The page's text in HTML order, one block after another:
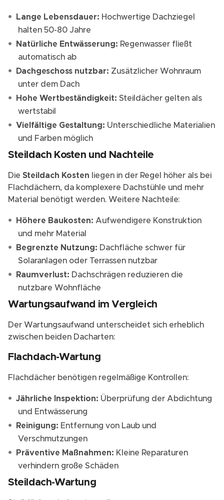
Lange Lebensdauer: Hochwertige Dachziegel
halten 50-80 Jahre
Natürliche Entwässerung: Regenwasser fließt
automatisch ab
Dachgeschoss nutzbar: Zusätzlicher Wohnraum
unter dem Dach
Hohe Wertbeständigkeit: Steildächer gelten als
wertstabil
Vielfältige Gestaltung: Unterschiedliche Materialien
und Farben möglich
Steildach Kosten und Nachteile
Die Steildach Kosten liegen in der Regel höher als bei
Flachdächern, da komplexere Dachstühle und mehr
Material benötigt werden. Weitere Nachteile:
Höhere Baukosten: Aufwendigere Konstruktion
und mehr Material
Begrenzte Nutzung: Dachfläche schwer für
Solaranlagen oder Terrassen nutzbar
Raumverlust: Dachschrägen reduzieren die
nutzbare Wohnfläche
Wartungsaufwand im Vergleich
Der Wartungsaufwand unterscheidet sich erheblich
zwischen beiden Dacharten:
Flachdach-Wartung
Flachdächer benötigen regelmäßige Kontrollen:
Jährliche Inspektion: Überprüfung der Abdichtung
und Entwässerung
Reinigung: Entfernung von Laub und
Verschmutzungen
Präventive Maßnahmen: Kleine Reparaturen
verhindern große Schäden
Steildach-Wartung